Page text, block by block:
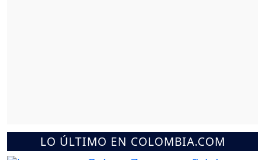
LO ÚLTIMO EN COLOMBIA.COM